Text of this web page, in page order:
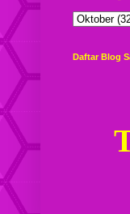
Daftar Blog